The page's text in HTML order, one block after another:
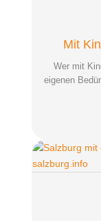
Mit
Wer mit
eigenen